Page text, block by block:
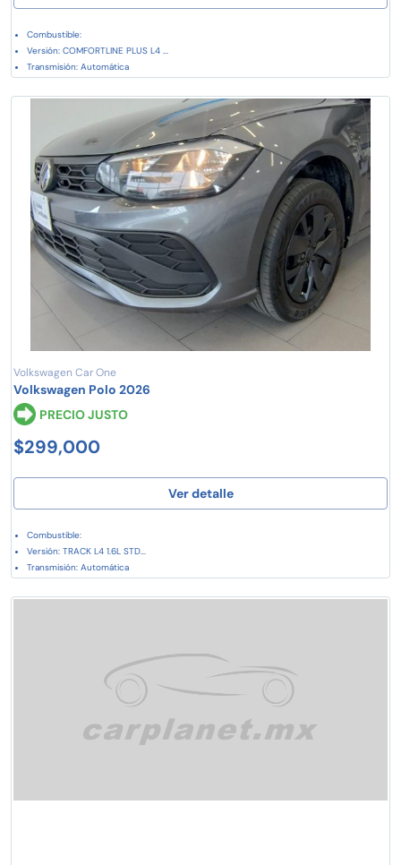
Combustible:
Versión: COMFORTLINE PLUS L4 ...
Transmisión: Automática
Volkswagen Car One
Volkswagen Polo 2026
PRECIO JUSTO
$299,000
Ver detalle
Combustible:
Versión: TRACK L4 1.6L STD...
Transmisión: Automática